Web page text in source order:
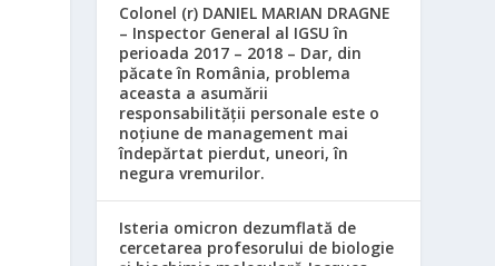
Colonel (r) DANIEL MARIAN DRAGNE
– Inspector General al IGSU în
perioada 2017 – 2018 – Dar, din
păcate în România, problema
aceasta a asumării
responsabilităţii personale este o
noţiune de management mai
îndepărtat pierdut, uneori, în
negura vremurilor.
Isteria omicron dezumflată de
cercetarea profesorului de biologie